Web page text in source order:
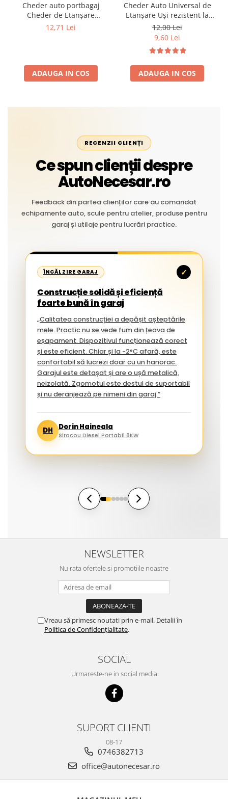
Cheder auto portbagaj
Cheder de Etanșare
Profesional din Cauciuc -
Liniar
12,71 Lei
ADAUGA IN COS
Cheder Auto Universal de
Etanșare Uși rezistent la
intemperii, raze UV,
îmbătrânire și temperaturi
12,00 Lei
9,60 Lei
ADAUGA IN COS
RECENZII CLIENȚI
Ce spun clienții despre
AutoNecesar.ro
Feedback din partea clienților care au comandat
echipamente auto, scule pentru atelier, produse pentru
garaj și utilaje pentru lucrări practice.
ÎNCĂLZIRE GARAJ ✓
Construcție solidă și eficiență
foarte bună în garaj
„Calitatea construcției a depășit așteptările
mele. Practic nu se vede fum din țeava de
eșapament. Dispozitivul funcționează corect
și este eficient. Chiar și la -2°C afară, este
confortabil să lucrezi doar cu un hanorac.
Garajul este detașat și are o ușă metalică,
neizolată. Zgomotul este destul de suportabil
și nu deranjează pe nimeni din garaj.”
DH Dorin Haineala
Sirocou Diesel Portabil 8KW
NEWSLETTER
Nu rata ofertele si promotiile noastre
Vreau să primesc noutati prin e-mail. Detalii în
Politica de Confidențialitate.
SOCIAL
Urmareste-ne in social media
SUPORT CLIENTI
08-17
0746382713
office@autonecesar.ro